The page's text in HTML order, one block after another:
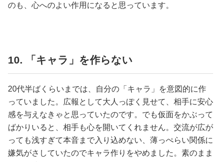
のも、心へのよい作用になると思っています。
10. 「キャラ」を作らない
20代半ばくらいまでは、自分の「キャラ」を意図的に作
っていました。広報として大人っぽく見せて、相手に安心
感を与えなきゃと思っていたのです。でも仮面をかぶって
ばかりいると、相手も心を開いてくれません。交流が広が
っても浅すぎて本音まで入り込めない、薄っぺらい関係に
嫌気がさしていたのでキャラ作りをやめました。素のまま